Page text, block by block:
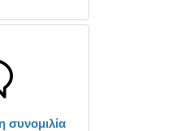
συνομιλία